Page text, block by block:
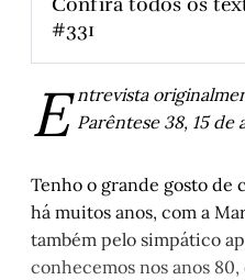
#331
Sem explosões,
Luís Augusto
Maria Regina Pilla:
Primeiro, não
Carvalho
Minha primeira
da Silva
E ntrevista
Parêntese 38, 15 de
Tenho o grande gosto de
há muitos anos, com a
também pelo simpático
conhecemos nos anos